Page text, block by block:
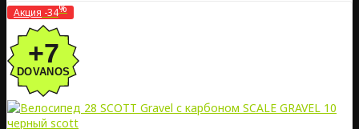
Акция -34%